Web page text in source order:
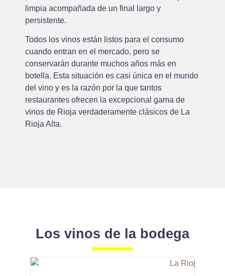
limpia acompañada de un final largo y
persistente.
Todos los vinos están listos para el consumo
cuando entran en el mercado, pero se
conservarán durante muchos años más en
botella. Esta situación es casi única en el mundo
del vino y es la razón por la que tantos
restaurantes ofrecen la excepcional gama de
vinos de Rioja verdaderamente clásicos de La
Rioja Alta.
Los vinos de la bodega